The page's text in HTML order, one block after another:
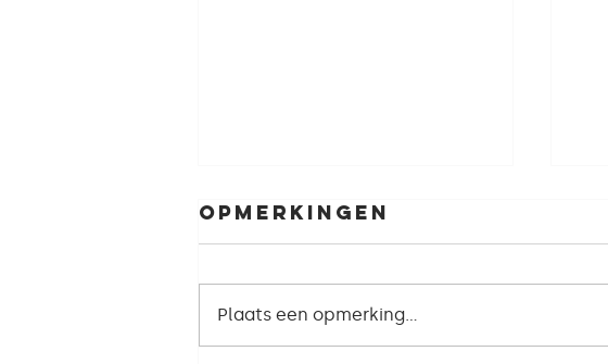
Opmerkingen
Plaats een opmerking...